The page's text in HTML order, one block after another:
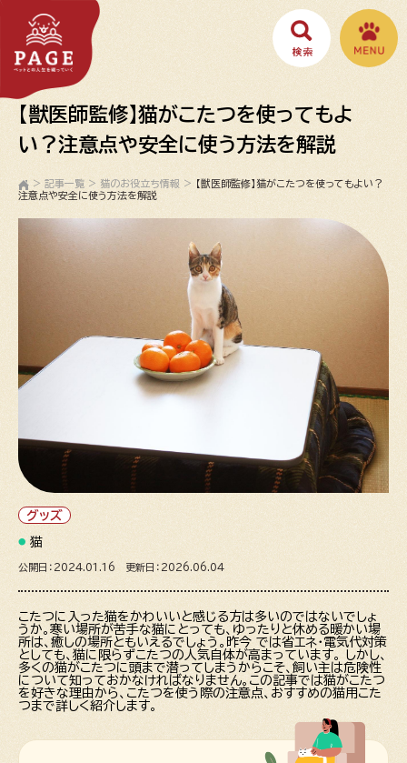
【獣医師監修】猫がこたつを使ってもよ
い？注意点や安全に使う方法を解説
> 記事一覧 > 猫のお役立ち情報 >
【獣医師監修】猫がこたつを使ってもよい？
注意点や安全に使う方法を解説
グッズ
猫
公開日：2024.01.16 更新日：2026.06.04
こたつに入った猫をかわいいと感じる方は多いのではないでしょ
うか。寒い場所が苦手な猫にとっても、ゆったりと休める暖かい場
所は、癒しの場所ともいえるでしょう。昨今 では省エネ・電気代対策
としても、猫に限らずこたつの人気自体が高まっています。 しかし、
多くの猫がこたつに頭まで潜ってしまうからこそ、飼い主は危険性
について知っておかなければなりません。この記事では猫がこたつ
を好きな理由から、こたつを使う際の注意点、おすすめの猫用こた
つまで詳しく紹介します。